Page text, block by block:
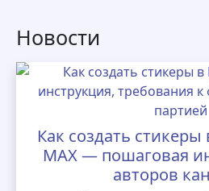
Новости
Как создать
MAX — пошаговая
авторов